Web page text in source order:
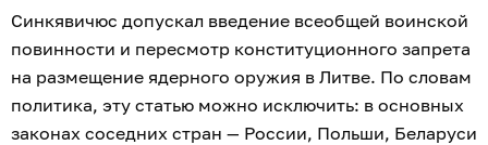
Синкявичюс допускал введение всеобщей воинской
повинности и пересмотр конституционного запрета
на размещение ядерного оружия в Литве. По словам
политика, эту статью можно исключить: в основных
законах соседних стран — России, Польши, Беларуси